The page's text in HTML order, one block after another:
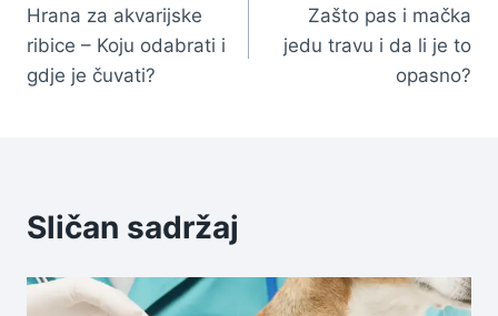
članaka
Hrana za akvarijske
ribice – Koju odabrati i
gdje je čuvati?
Zašto pas i mačka
jedu travu i da li je to
opasno?
Sličan sadržaj